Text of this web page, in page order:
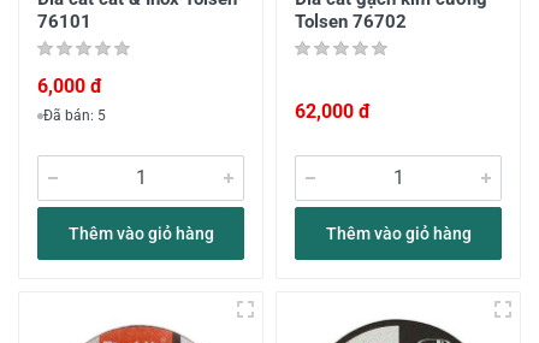
76101
6,000 đ
Đã bán: 5
Thêm vào giỏ hàng
Tolsen 76702
62,000 đ
Thêm vào giỏ hàng